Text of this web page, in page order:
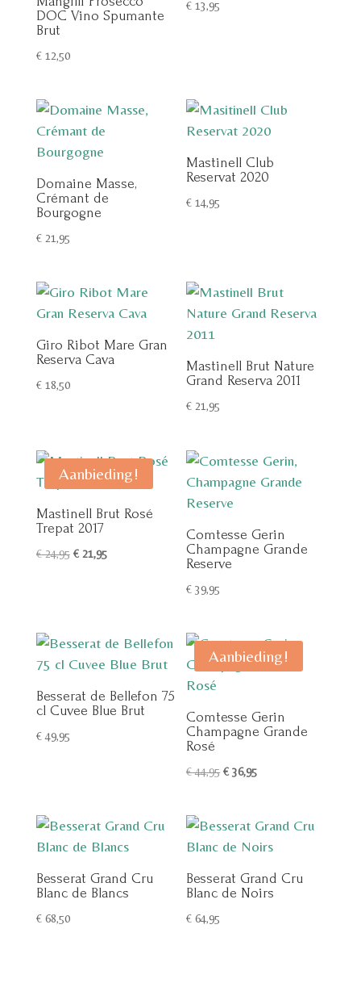
DOC Vino Spumante
Brut
€12,50
€ 13,95
Domaine Masse,
Crémant de
Bourgogne
€21,95
Mastinell Club
Reservat 2020
€ 14,95
Giro Ribot Mare Gran
Reserva Cava
€18,50
Mastinell Brut Nature
Grand Reserva 2011
€ 21,95
Aanbieding!
Mastinell Brut Rosé
Trepat 2017
€24,95 Oorspronkelijke
€21,95Huidige
Comtesse Gerin
Champagne Grande
Reserve
€ 39,95
Besserat de Bellefon 75
cl Cuvee Blue Brut
€49,95
Aanbieding!
Comtesse Gerin
Champagne Grande
Rosé
€44,95 Oorspronkelijke
€ 44,95.
€ 36,95Huidige
€ 36,95.
Besserat Grand Cru
Blanc de Blancs
€68,50
Besserat Grand Cru
Blanc de Noirs
€ 64,95